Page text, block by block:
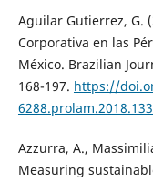
Aguilar Gutierrez, G.
Corporativa en las
México. Brazilian
168-197. https://
Azzurra, A.,
Measuring